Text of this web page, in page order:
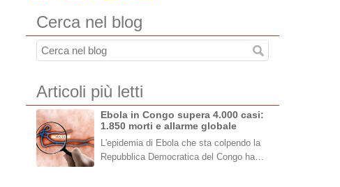
Cerca nel blog
Articoli più letti
Ebola in Congo supera 4.000 casi:
1.850 morti e allarme globale
L'epidemia di Ebola che sta colpendo la
Repubblica Democratica del Congo ha…